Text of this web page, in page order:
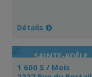
Détails
SAINTE-ADÈLE
1 600 $ / Mois